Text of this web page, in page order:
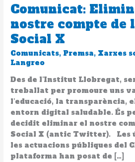
Comunicat:
nostre compte de
Social X
Comunicats, Premsa, Xarxes
Langreo
Des de l’Institut Llobregat,
treballat per promoure uns
l’educació, la transparència,
entorn digital saludable. És
decidit eliminar el nostre
Social X (antic Twitter). Les
les actuacions públiques del
plataforma han posat de […]
Comunicat:
el
nostre
compte
de
Xarxa
Social
X